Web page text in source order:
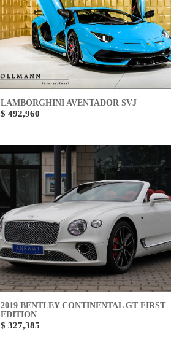
LAMBORGHINI AVENTADOR SVJ
$ 492,960
2019 BENTLEY CONTINENTAL GT FIRST
EDITION
$ 327,385